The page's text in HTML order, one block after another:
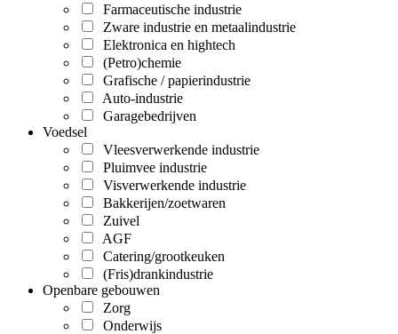
Farmaceutische industrie
Zware industrie en metaalindustrie
Elektronica en hightech
(Petro)chemie
Grafische / papierindustrie
Auto-industrie
Garagebedrijven
Voedsel
Vleesverwerkende industrie
Pluimvee industrie
Visverwerkende industrie
Bakkerijen/zoetwaren
Zuivel
AGF
Catering/grootkeuken
(Fris)drankindustrie
Openbare gebouwen
Zorg
Onderwijs